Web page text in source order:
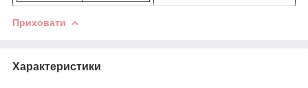
Приховати
Характеристики